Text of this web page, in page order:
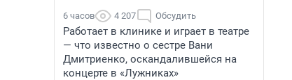
6 часов 4 207 Обсудить
Работает в клинике и играет в театре
— что известно о сестре Вани
Дмитриенко, оскандалившейся на
концерте в «Лужниках»